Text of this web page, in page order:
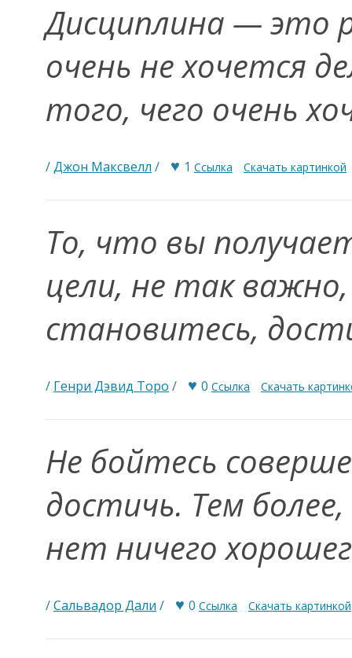
Дисциплина — это
очень не хочется
того, чего очень
/Джон Максвелл / ♥ 1 Ссылка Скачать картинкой
То, что вы
цели, не так
становитесь,
/ Генри Дэвид Торо / ♥ 0 Ссылка Скачать
Не бойтесь
достичь. Тем
нет ничего
/Сальвадор Дали / ♥ 0 Ссылка Скачать картинкой